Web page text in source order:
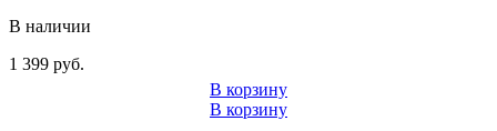
В наличии
1 399 руб.
В корзину
В корзину